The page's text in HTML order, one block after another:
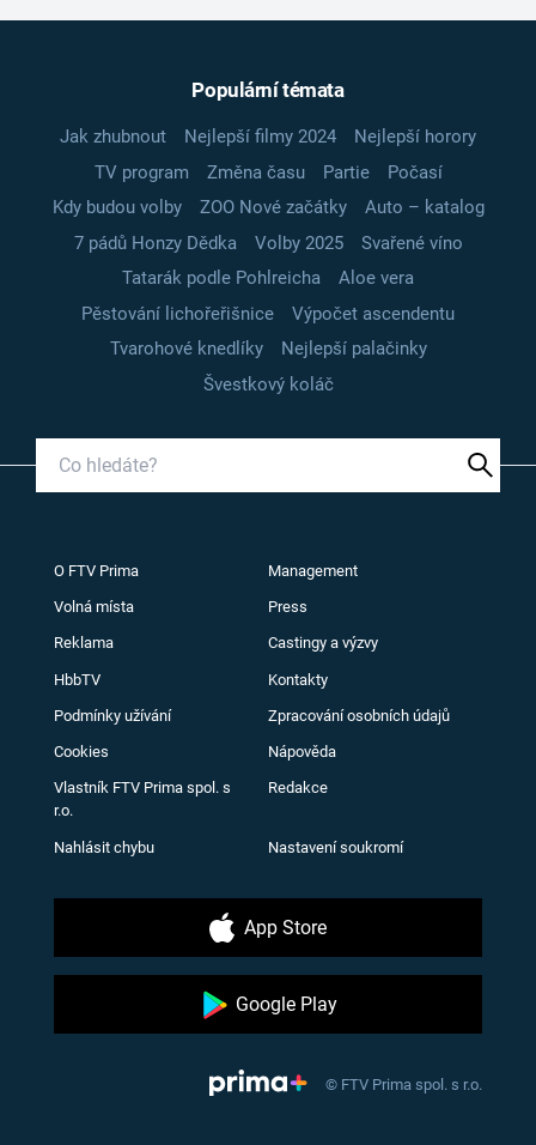
Populární témata
Jak zhubnout Nejlepší filmy 2024
Nejlepší horory
TV program
Změna času Partie
Počasí
Kdy budou volby
ZOO Nové začátky
Auto – katalog
7 pádů Honzy Dědka
Volby 2025
Svařené víno
Tatarák podle Pohlreicha
Aloe vera
Pěstování lichořeřišnice
Výpočet ascendentu
Tvarohové knedlíky
Nejlepší palačinky
Švestkový koláč
O FTV Prima Management
Volná místa Press
Reklama Castingy a výzvy
HbbTV Kontakty
Podmínky užívání Zpracování osobních údajů
Cookies Nápověda
Vlastník FTV Prima spol. s
r.o.
Redakce
Nahlásit chybu Nastavení soukromí
App Store
Google Play
© FTV Prima spol. s r.o.